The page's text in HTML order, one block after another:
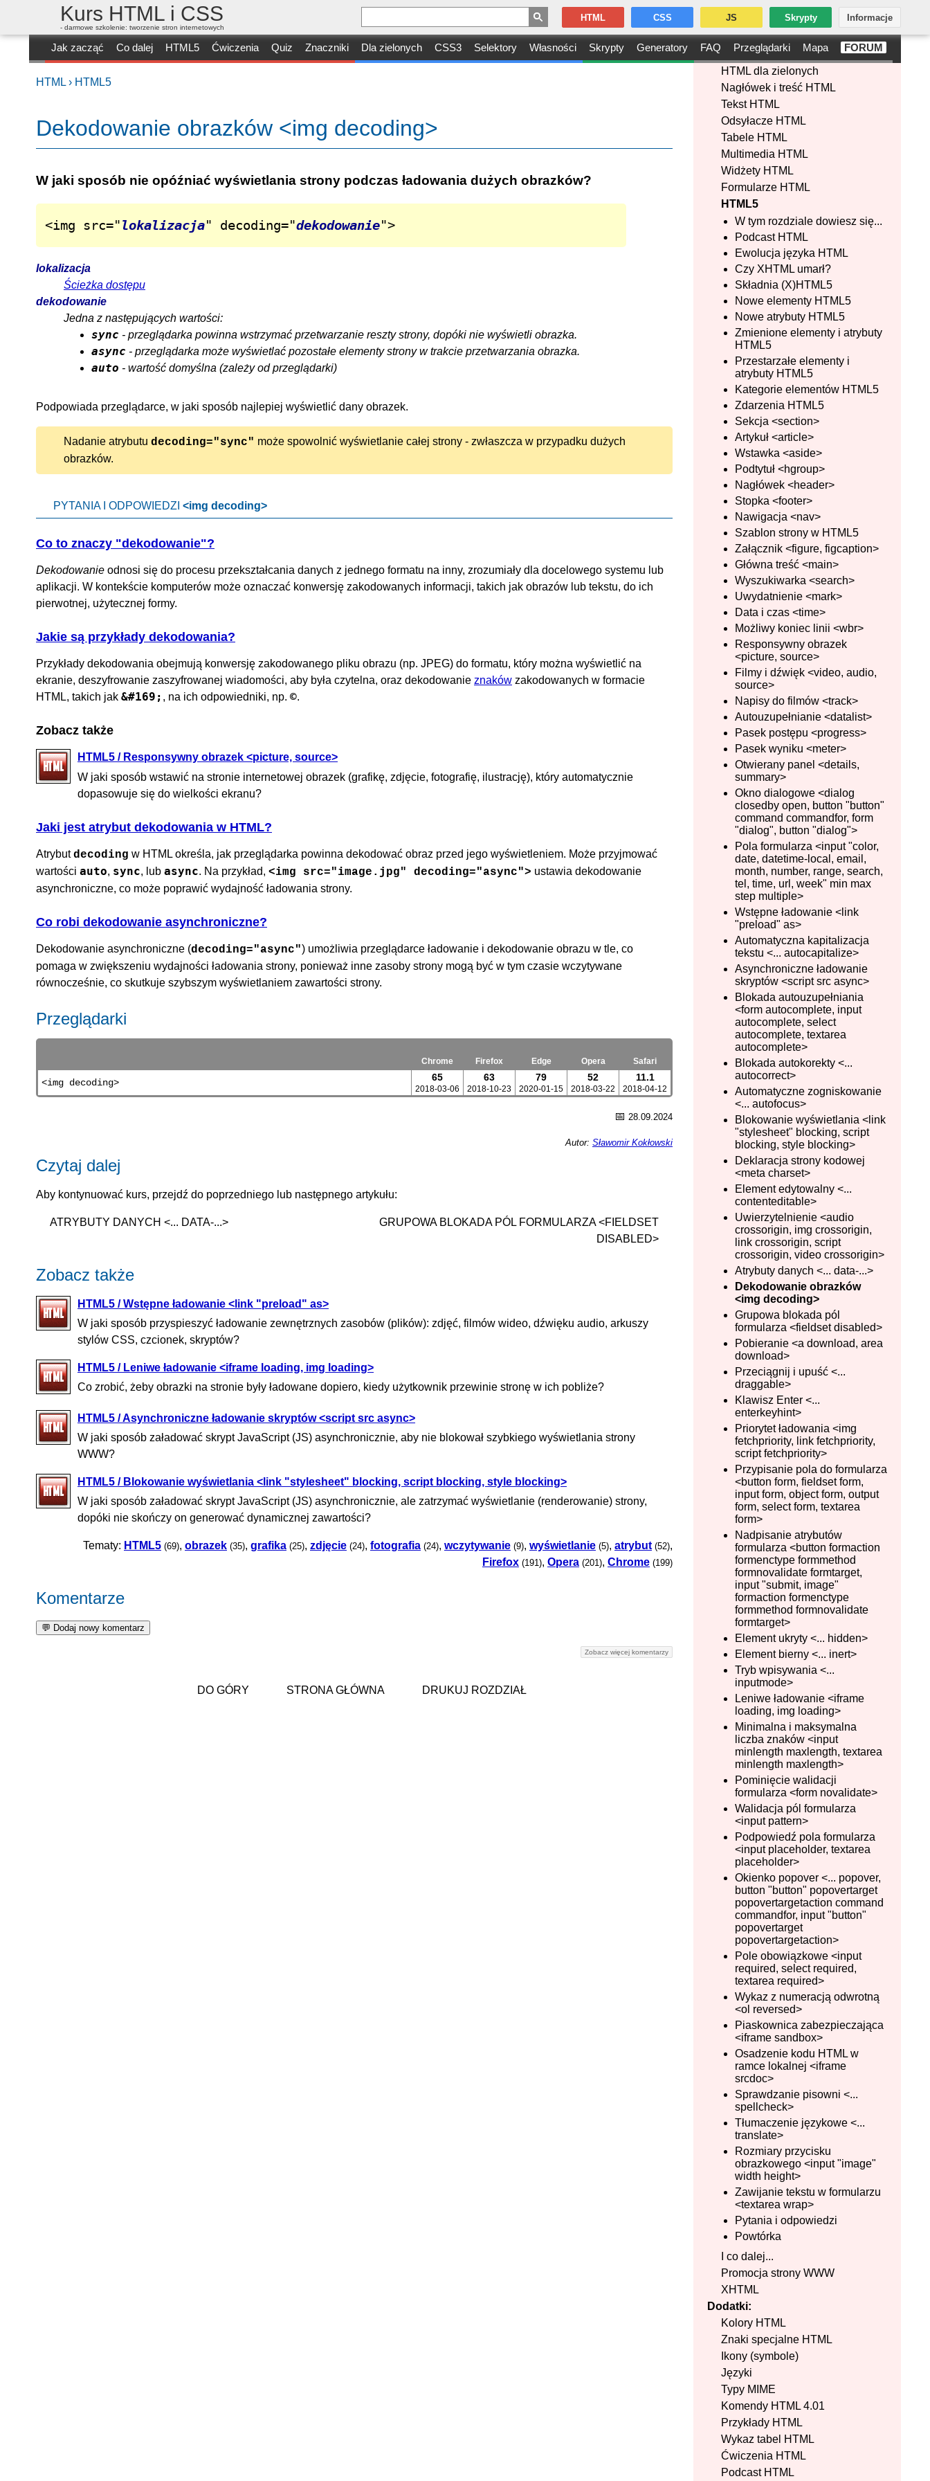
Kurs HTML i CSS
- darmowe szkolenie: tworzenie stron internetowych
Jak zacząć Co dalej HTML5 Ćwiczenia Quiz Znaczniki Dla zielonych CSS3 Selektory Własności Skrypty Generatory FAQ Przeglądarki Mapa FORUM
HTML
HTML dla zielonych
Nagłówek i treść HTML
Tekst HTML
Odsyłacze HTML
Tabele HTML
Multimedia HTML
Widżety HTML
Formularze HTML
HTML5
W tym rozdziale dowiesz się...
Podcast HTML
Ewolucja języka HTML
Czy XHTML umarł?
Składnia (X)HTML5
Nowe elementy HTML5
Nowe atrybuty HTML5
Zmienione elementy i atrybuty
HTML5
Przestarzałe elementy i
atrybuty HTML5
Kategorie elementów HTML5
Zdarzenia HTML5
Sekcja <section>
Artykuł <article>
Wstawka <aside>
Podtytuł <hgroup>
Nagłówek <header>
Stopka <footer>
Nawigacja <nav>
Szablon strony w HTML5
Załącznik <figure, figcaption>
Główna treść <main>
Wyszukiwarka <search>
Uwydatnienie <mark>
Data i czas <time>
Możliwy koniec linii <wbr>
Responsywny obrazek
<picture, source>
Filmy i dźwięk <video, audio,
source>
Napisy do filmów <track>
Autouzupełnianie <datalist>
Pasek postępu <progress>
Pasek wyniku <meter>
Otwierany panel <details,
summary>
Okno dialogowe <dialog
closedby open, button "button"
command commandfor, form
"dialog", button "dialog">
Pola formularza <input "color,
date, datetime-local, email,
month, number, range, search,
tel, time, url, week" min max
step multiple>
Wstępne ładowanie <link
"preload" as>
Automatyczna kapitalizacja
tekstu <... autocapitalize>
Asynchroniczne ładowanie
skryptów <script src async>
Blokada autouzupełniania
<form autocomplete, input
autocomplete, select
autocomplete, textarea
autocomplete>
Blokada autokorekty <...
autocorrect>
Automatyczne zogniskowanie
<... autofocus>
Blokowanie wyświetlania <link
"stylesheet" blocking, script
blocking, style blocking>
Deklaracja strony kodowej
<meta charset>
Element edytowalny <...
contenteditable>
Uwierzytelnienie <audio
crossorigin, img crossorigin,
link crossorigin, script
crossorigin, video crossorigin>
Atrybuty danych <... data-...>
Dekodowanie obrazków
<img decoding>
Grupowa blokada pól
formularza <fieldset disabled>
Pobieranie <a download, area
download>
Przeciągnij i upuść <...
draggable>
Klawisz Enter <...
enterkeyhint>
Priorytet ładowania <img
fetchpriority, link fetchpriority,
script fetchpriority>
Przypisanie pola do formularza
<button form, fieldset form,
input form, object form, output
form, select form, textarea
form>
Nadpisanie atrybutów
formularza <button formaction
formenctype formmethod
formnovalidate formtarget,
input "submit, image"
formaction formenctype
formmethod formnovalidate
formtarget>
Element ukryty <... hidden>
Element bierny <... inert>
Tryb wpisywania <...
inputmode>
Leniwe ładowanie <iframe
loading, img loading>
Minimalna i maksymalna
liczba znaków <input
minlength maxlength, textarea
minlength maxlength>
Pominięcie walidacji
formularza <form novalidate>
Walidacja pól formularza
<input pattern>
Podpowiedź pola formularza
<input placeholder, textarea
placeholder>
Okienko popover <... popover,
button "button" popovertarget
popovertargetaction command
commandfor, input "button"
popovertarget
popovertargetaction>
Pole obowiązkowe <input
required, select required,
textarea required>
Wykaz z numeracją odwrotną
<ol reversed>
Piaskownica zabezpieczająca
<iframe sandbox>
Osadzenie kodu HTML w
ramce lokalnej <iframe
srcdoc>
Sprawdzanie pisowni <...
spellcheck>
Tłumaczenie językowe <...
translate>
Rozmiary przycisku
obrazkowego <input "image"
width height>
Zawijanie tekstu w formularzu
<textarea wrap>
Pytania i odpowiedzi
Powtórka
I co dalej...
Promocja strony WWW
XHTML
Dodatki:
Kolory HTML
Znaki specjalne HTML
Ikony (symbole)
Języki
Typy MIME
Komendy HTML 4.01
Przykłady HTML
Wykaz tabel HTML
Ćwiczenia HTML
Podcast HTML
CSS JS Skrypty Informacje
HTML › HTML5
Dekodowanie obrazków <img decoding>
W jaki sposób nie opóźniać wyświetlania strony podczas ładowania dużych obrazków?
<img src="lokalizacja" decoding="dekodowanie">
lokalizacja
Ścieżka dostępu
dekodowanie
Jedna z następujących wartości:
sync - przeglądarka powinna wstrzymać przetwarzanie reszty strony, dopóki nie wyświetli obrazka.
async - przeglądarka może wyświetlać pozostałe elementy strony w trakcie przetwarzania obrazka.
auto - wartość domyślna (zależy od przeglądarki)
Podpowiada przeglądarce, w jaki sposób najlepiej wyświetlić dany obrazek.
Nadanie atrybutu decoding="sync" może spowolnić wyświetlanie całej strony - zwłaszcza w przypadku dużych
obrazków.
PYTANIA I ODPOWIEDZI <img decoding>
Co to znaczy "dekodowanie"?
Dekodowanie odnosi się do procesu przekształcania danych z jednego formatu na inny, zrozumiały dla docelowego systemu lub
aplikacji. W kontekście komputerów może oznaczać konwersję zakodowanych informacji, takich jak obrazów lub tekstu, do ich
pierwotnej, użytecznej formy.
Jakie są przykłady dekodowania?
Przykłady dekodowania obejmują konwersję zakodowanego pliku obrazu (np. JPEG) do formatu, który można wyświetlić na
ekranie, deszyfrowanie zaszyfrowanej wiadomości, aby była czytelna, oraz dekodowanie znaków zakodowanych w formacie
HTML, takich jak &#169; , na ich odpowiedniki, np. ©.
Zobacz także
HTML5 / Responsywny obrazek <picture, source>
W jaki sposób wstawić na stronie internetowej obrazek (grafikę, zdjęcie, fotografię, ilustrację), który automatycznie
dopasowuje się do wielkości ekranu?
Jaki jest atrybut dekodowania w HTML?
Atrybutdecoding w HTML określa, jak przeglądarka powinna dekodować obraz przed jego wyświetleniem. Może przyjmować
wartości auto, sync, lub async. Na przykład, <img src="image.jpg" decoding="async"> ustawia dekodowanie
asynchroniczne, co może poprawić wydajność ładowania strony.
Co robi dekodowanie asynchroniczne?
Dekodowanie asynchroniczne (decoding="async") umożliwia przeglądarce ładowanie i dekodowanie obrazu w tle, co
pomaga w zwiększeniu wydajności ładowania strony, ponieważ inne zasoby strony mogą być w tym czasie wczytywane
równocześnie, co skutkuje szybszym wyświetlaniem zawartości strony.
Przeglądarki
Chrome Firefox Edge Opera Safari
<img decoding> 65
2018-03-06
63
2018-10-23
79
2020-01-15
52
2018-03-22
11.1
2018-04-12
📅 28.09.2024
Autor: Sławomir Kokłowski
Czytaj dalej
Aby kontynuować kurs, przejdź do poprzedniego lub następnego artykułu:
ATRYBUTY DANYCH <... DATA-...>
GRUPOWA BLOKADA PÓL FORMULARZA <FIELDSET
DISABLED>
Zobacz także
HTML5 / Wstępne ładowanie <link "preload" as>
W jaki sposób przyspieszyć ładowanie zewnętrznych zasobów (plików): zdjęć, filmów wideo, dźwięku audio, arkuszy
stylów CSS, czcionek, skryptów?
HTML5 / Leniwe ładowanie <iframe loading, img loading>
Co zrobić, żeby obrazki na stronie były ładowane dopiero, kiedy użytkownik przewinie stronę w ich pobliże?
HTML5 / Asynchroniczne ładowanie skryptów <script src async>
W jaki sposób załadować skrypt JavaScript (JS) asynchronicznie, aby nie blokował szybkiego wyświetlania strony
WWW?
HTML5 / Blokowanie wyświetlania <link "stylesheet" blocking, script blocking, style blocking>
W jaki sposób załadować skrypt JavaScript (JS) asynchronicznie, ale zatrzymać wyświetlanie (renderowanie) strony,
dopóki nie skończy on generować dynamicznej zawartości?
Tematy: HTML5 (69), obrazek (35), grafika (25), zdjęcie (24), fotografia (24), wczytywanie (9), wyświetlanie (5), atrybut (52),
Firefox (191), Opera (201), Chrome (199)
Komentarze
Zobacz więcej komentarzy
DO GÓRY STRONA GŁÓWNA DRUKUJ ROZDZIAŁ